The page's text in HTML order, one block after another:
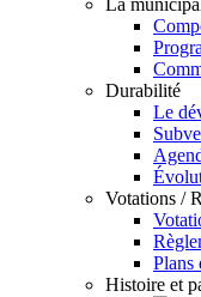
La
Durabilité
Le
Votations /
Plans
Histoire et